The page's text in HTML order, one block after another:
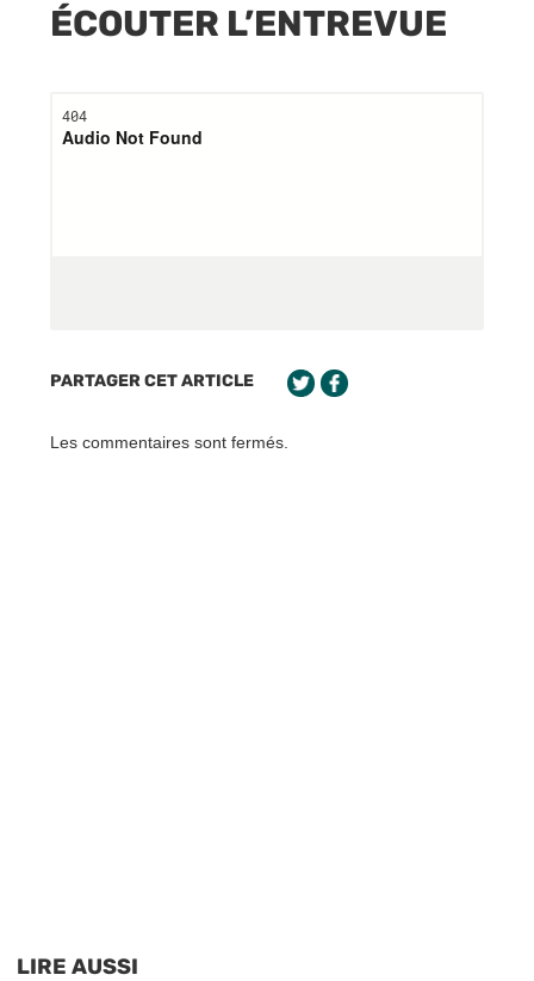
ÉCOUTER L’ENTREVUE
PARTAGER CET ARTICLE
Les commentaires sont fermés.
LIRE AUSSI